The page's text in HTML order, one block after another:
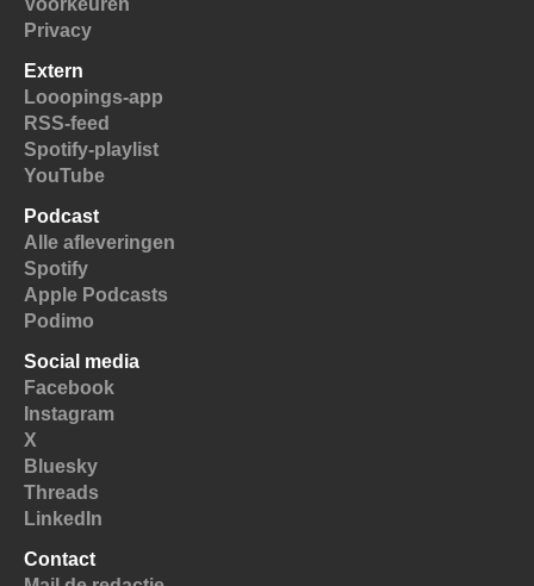
Voorkeuren
Privacy
Extern
Looopings-app
RSS-feed
Spotify-playlist
YouTube
Podcast
Alle afleveringen
Spotify
Apple Podcasts
Podimo
Social media
Facebook
Instagram
X
Bluesky
Threads
LinkedIn
Contact